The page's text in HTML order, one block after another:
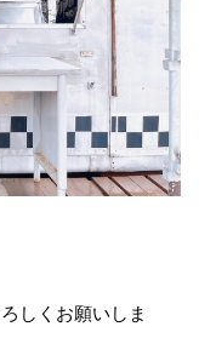
しくお願いしま